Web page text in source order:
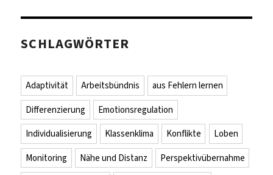
SCHLAGWÖRTER
Adaptivität Arbeitsbündnis
aus Fehlern lernen
Differenzierung
Emotionsregulation
Individualisierung
Klassenklima Konflikte
Loben
Monitoring
Nähe und Distanz
Perspektivübernahme